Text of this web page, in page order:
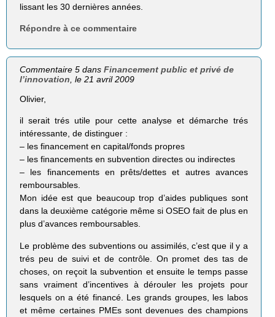
lissant les 30 dernières années.
Répondre à ce commentaire
Commentaire 5 dansFinancement public et privé de
l’innovation, le 21 avril 2009
Olivier,
il serait trés utile pour cette analyse et démarche trés
intéressante, de distinguer :
– les financement en capital/fonds propres
– les financements en subvention directes ou indirectes
– les financements en prêts/dettes et autres avances
remboursables.
Mon idée est que beaucoup trop d’aides publiques sont
dans la deuxième catégorie même si OSEO fait de plus en
plus d’avances remboursables.
Le problème des subventions ou assimilés, c’est que il y a
trés peu de suivi et de contrôle. On promet des tas de
choses, on reçoit la subvention et ensuite le temps passe
sans vraiment d’incentives à dérouler les projets pour
lesquels on a été financé. Les grands groupes, les labos
et même certaines PMEs sont devenues des champions